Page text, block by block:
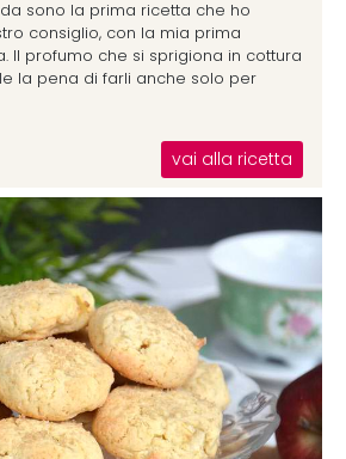
sono la prima ricetta che ho
consiglio, con la mia prima
Il profumo che si sprigiona in cottura
la pena di farli anche solo per
vai alla ricetta